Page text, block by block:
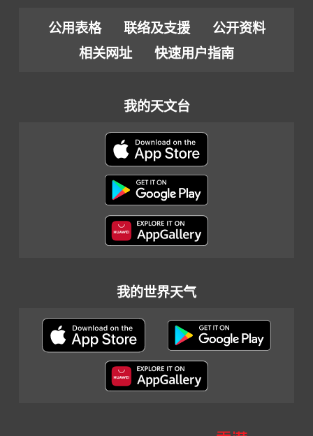
公用表格 联络及支援
公开资料
相关网址
快速用户指南
我的天文台
我的世界天气